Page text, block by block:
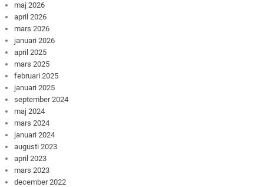
maj 2026
april 2026
mars 2026
januari 2026
april 2025
mars 2025
februari 2025
januari 2025
september 2024
maj 2024
mars 2024
januari 2024
augusti 2023
april 2023
mars 2023
december 2022